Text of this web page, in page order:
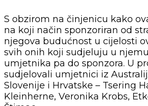
S obzirom na činjenicu kako
na koji način sponzoriran od
njegova budućnost u cijelosti
svih onih koji sudjeluju u
umjetnika pa do sponzora. U
sudjelovali umjetnici iz
Slovenije i Hrvatske – Tsering
Kleinherne, Veronika Krobs,